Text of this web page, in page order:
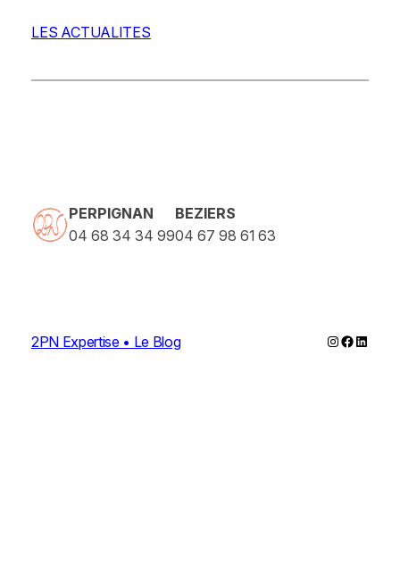
LES ACTUALITES
PERPIGNAN
04 68 34 34 99
BEZIERS
04 67 98 61 63
2PN Expertise • Le Blog Instagram